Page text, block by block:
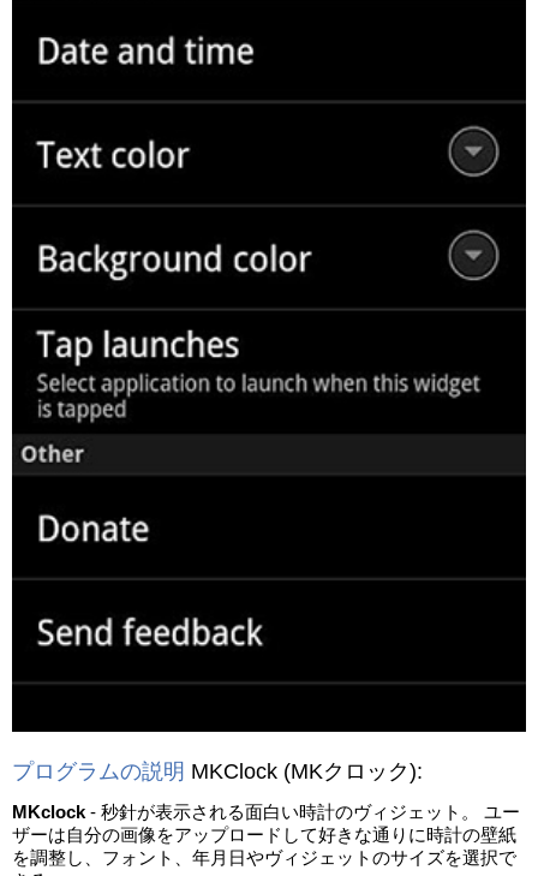
プログラムの説明 MKClock (MKクロック):
MKclock - 秒針が表示される面白い時計のヴィジェット。 ユー
ザーは自分の画像をアップロードして好きな通りに時計の壁紙
を調整し、フォント、年月日やヴィジェットのサイズを選択で